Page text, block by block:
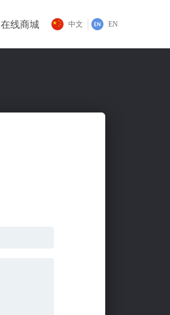
在线商城 中文 EN